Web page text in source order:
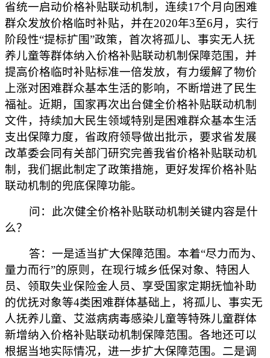
省统一启动价格补贴联动机制，连续17个月向困难
群众发放价格临时补贴，并在2020年3至6月，实行
阶段性“提标扩围”政策，首次将孤儿、事实无人抚
养儿童等群体纳入价格补贴联动机制保障范围，并
提高价格临时补贴标准一倍发放，有力缓解了物价
上涨对困难群众基本生活的影响，不断增进了民生
福祉。近期，国家再次出台健全价格补贴联动机制
文件，持续加大民生领域特别是困难群众基本生活
支出保障力度，省政府领导做出批示，要求省发展
改革委会同有关部门研究完善我省价格补贴联动机
制，我们据此制定了政策措施，更好发挥价格补贴
联动机制的兜底保障功能。
问：此次健全价格补贴联动机制关键内容是什
么？
答：一是适当扩大保障范围。本着“尽力而为、
量力而行”的原则，在现行城乡低保对象、特困人
员、领取失业保险金人员、享受国家定期抚恤补助
的优抚对象等4类困难群体基础上，将孤儿、事实无
人抚养儿童、艾滋病病毒感染儿童等特殊儿童群体
新增纳入价格补贴联动机制保障范围。各地还可以
根据当地实际情况，进一步扩大保障范围。二是调